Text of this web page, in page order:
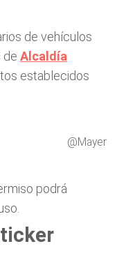
de vehículos
de Alcaldía
establecidos
@Mayer
podrá